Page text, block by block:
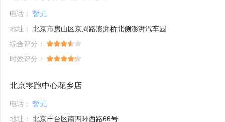
电话： 暂无
地址： 北京市房山区京周路澎湃桥北侧澎湃汽车园
综合评分：
时效评分：
北京零跑中心花乡店
电话： 暂无
地址： 北京丰台区南四环西路66号